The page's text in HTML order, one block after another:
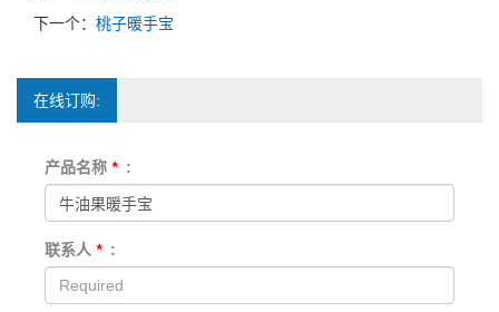
下一个： 桃子暖手宝
在线订购:
产品名称 * :
联系人 * :